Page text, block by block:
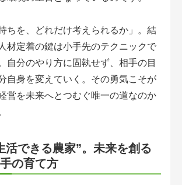
ちを、どれだけ考えられるか」。結
材定着の鍵は小手先のテクニックで
自分のやり方に固執せず、相手の目
自身を変えていく。その勇気こそが
営を未来へとつむぐ唯一の道なのか
活できる農家”。未来を創る
の育て方